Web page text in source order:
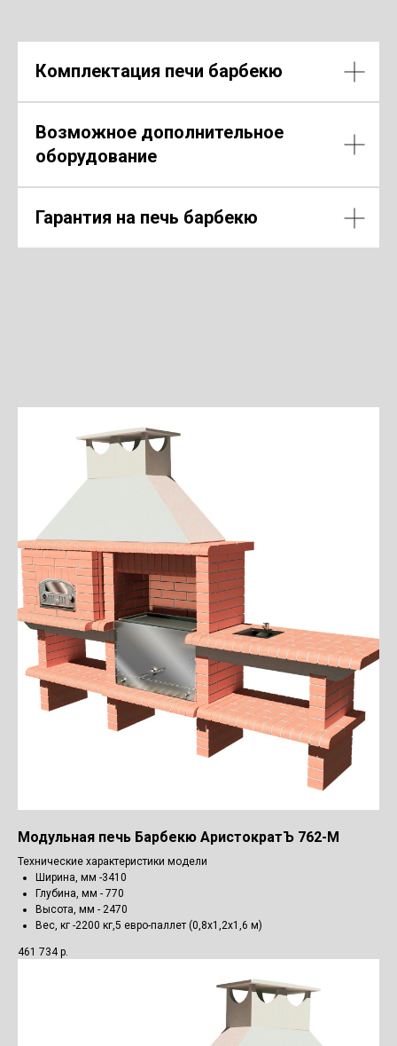
Комплектация печи барбекю
Возможное дополнительное
оборудование
Гарантия на печь барбекю
Модульная печь Барбекю АристократЪ 762-М
Технические характеристики модели
Ширина, мм -3410
Глубина, мм - 770
Высота, мм - 2470
Вес, кг -2200 кг,5 евро-паллет (0,8х1,2х1,6 м)
461 734 р.